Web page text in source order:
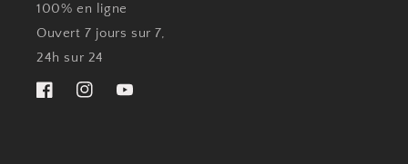
100% en ligne
Ouvert 7 jours sur 7,
24h sur 24
FacebookInstagramYouTube